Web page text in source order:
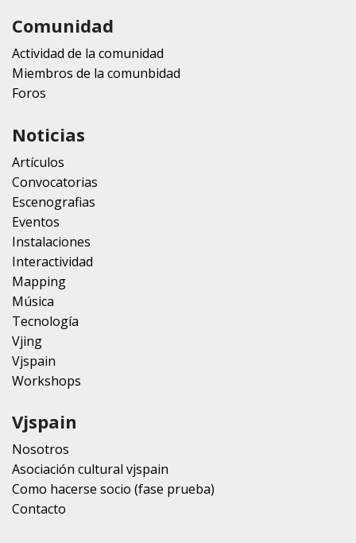
Comunidad
Actividad de la comunidad
Miembros de la comunbidad
Foros
Noticias
Artículos
Convocatorias
Escenografias
Eventos
Instalaciones
Interactividad
Mapping
Música
Tecnología
Vjing
Vjspain
Workshops
Vjspain
Nosotros
Asociación cultural vjspain
Como hacerse socio (fase prueba)
Contacto